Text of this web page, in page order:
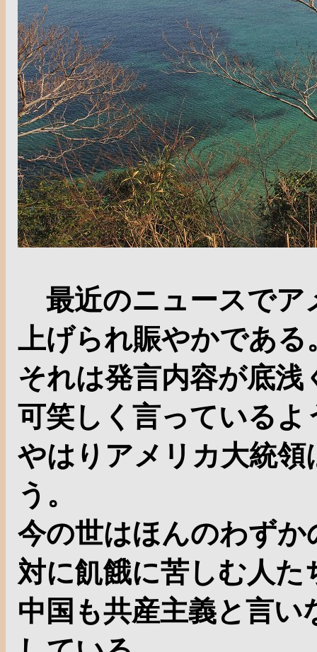
最近のニュースでア
上げられ賑やかである
それは発言内容が底
可笑しく言っているよ
やはりアメリカ大統
う。
今の世はほんのわず
対に飢餓に苦しむ人
中国も共産主義と言